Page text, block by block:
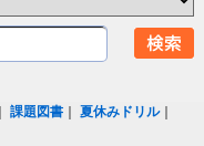
｜課題図書 ｜夏休みドリル｜